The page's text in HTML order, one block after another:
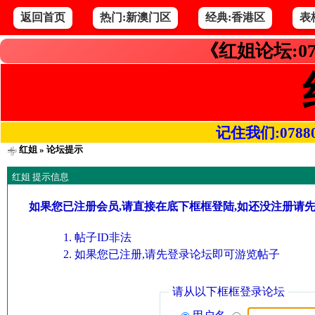
返回首页 热门:新澳门区 经典:香港区 表
《红姐论坛
记住我们
红姐» 论坛提示
红姐 提示信息
如果您已注册会员,请直接在底下框框登陆,如还没注册请
帖子ID非法
如果您已注册,请先登录论坛即可游览帖子
请从以下框框登录论坛